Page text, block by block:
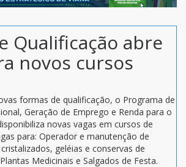
Qualificação abre
novos cursos
formas de qualificação, o Programa de
Geração de Emprego e Renda para o
novas vagas em cursos de
para: Operador e manutenção de
geléias e conservas de
Medicinais e Salgados de Festa.